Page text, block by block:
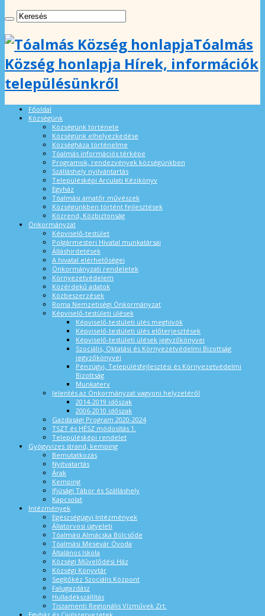
Tóalmás
Község honlapja Hírek, információk
településünkről
Főoldal
Községünk
Községünk története
Községünk elhelyezkedése
Községháza történelme
Tóalmás információs térképe
Programok, rendezvények községünkben
Szálláshely nyilvántartás
Településképi Arculati Kézikönyv
Egyház
Tóalmási amatőr művészek
Községünkben történt fejlesztések
Közrend, Közbiztonság
Önkormányzat
Képviselő-testület
Polgármesteri Hivatal munkatársai
Álláshirdetések
A hivatal elérhetőségei
Önkormányzati rendeletek
Környezetvédelem
Közérdekű adatok
Közbeszerzések
Roma Nemzetiségi Önkormányzat
Képviselő-testületi ülések
Képviselő-testületi ülés meghívók
Képviselő-testületi ülés előterjesztések
Képviselő-testületi ülések jegyzőkönyvei
Szociális, Oktatási és Környezetvédelmi Bizottság
jegyzőkönyvei
Pénzügyi, Településfejlesztési és Környezetvédelmi
Bizottság
Munkaterv
Jelentés az Önkormányzat vagyoni helyzetéről
2014-2019 időszak
2006-2010 időszak
Gazdasági Program 2020-2024
TSZT és HÉSZ módosítás 1.
Településképi rendelet
Gyógyvizes strand, kemping
Bemutatkozás
Nyitvatartás
Árak
Kemping
Ifjúsági Tábor és Szálláshely
Kapcsolat
Intézmények
Egészségügyi Intézmények
Állatorvosi ügyeleti
Tóalmási Almácska Bölcsőde
Tóalmási Mesevár Óvoda
Általános Iskola
Községi Művelődési Ház
Községi Könyvtár
Segítőkéz Szociális Központ
Falugazdász
Hulladékszállítás
Tiszamenti Regionális Vízművek Zrt.